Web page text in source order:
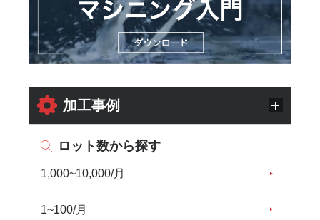
加工事例
ロット数から探す
1,000~10,000/月
1~100/月